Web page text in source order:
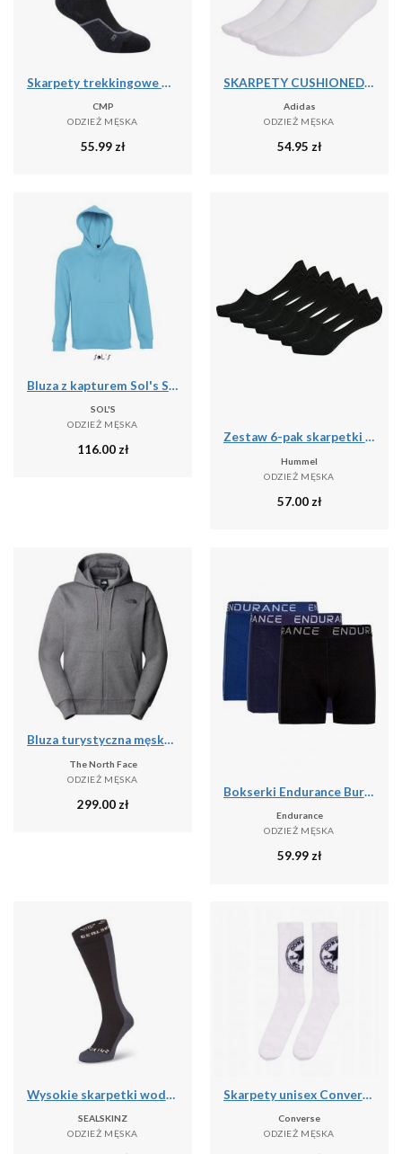
Skarpety trekkingowe CMP WOOL MID
CMP
ODZIEŻ MĘSKA
55.99zł
SKARPETY CUSHIONED SPORTSWEAR ANKLE SOCKS, 3 PARY
Adidas
ODZIEŻ MĘSKA
54.95 zł
Bluza z kapturem Sol's Slam
SOL'S
ODZIEŻ MĘSKA
116.00zł
Zestaw 6-pak skarpetki stopki Hummel Chevron NO SHOW SOCKS
Hummel
ODZIEŻ MĘSKA
57.00 zł
Bluza turystyczna męska The North Face M Simple Dome Full Zip
The North Face
ODZIEŻ MĘSKA
299.00 zł
Bokserki Endurance Burke (x3)
Endurance
ODZIEŻ MĘSKA
59.99zł
Wysokie skarpetki wodoodporne Sealskinz Worstead
SEALSKINZ
ODZIEŻ MĘSKA
Skarpety unisex Converse 2 pak
Converse
ODZIEŻ MĘSKA